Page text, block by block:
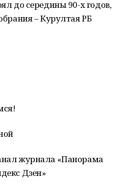
до середины 90-х годов,
– Курултая РБ
журнала «Панорама
Дзен»